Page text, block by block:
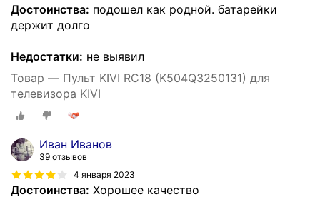
Достоинства: подошел как родной. батарейки
держит долго
Недостатки: не выявил
Товар — Пульт KIVI RC18 (K504Q3250131) для
телевизора KIVI
Иван Иванов
39 отзывов
4 января 2023
Достоинства: Хорошее качество